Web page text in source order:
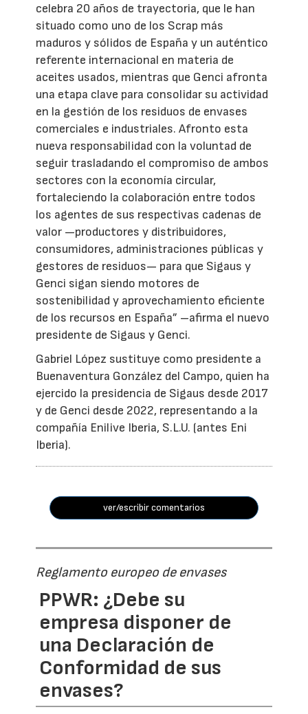
celebra 20 años de trayectoria, que le han
situado como uno de los Scrap más
maduros y sólidos de España y un auténtico
referente internacional en materia de
aceites usados, mientras que Genci afronta
una etapa clave para consolidar su actividad
en la gestión de los residuos de envases
comerciales e industriales. Afronto esta
nueva responsabilidad con la voluntad de
seguir trasladando el compromiso de ambos
sectores con la economía circular,
fortaleciendo la colaboración entre todos
los agentes de sus respectivas cadenas de
valor —productores y distribuidores,
consumidores, administraciones públicas y
gestores de residuos— para que Sigaus y
Genci sigan siendo motores de
sostenibilidad y aprovechamiento eficiente
de los recursos en España” –afirma el nuevo
presidente de Sigaus y Genci.
Gabriel López sustituye como presidente a
Buenaventura González del Campo, quien ha
ejercido la presidencia de Sigaus desde 2017
y de Genci desde 2022, representando a la
compañía Enilive Iberia, S.L.U. (antes Eni
Iberia).
ver/escribir comentarios
Reglamento europeo de envases
PPWR: ¿Debe su
empresa disponer de
una Declaración de
Conformidad de sus
envases?